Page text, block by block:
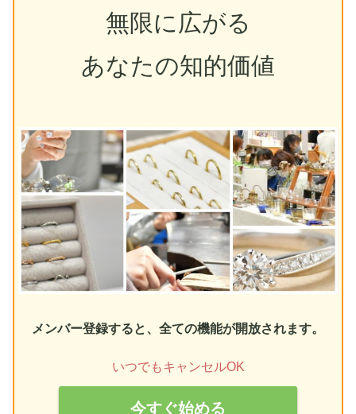
無限に広がる
あなたの知的価値
メンバー登録すると、全ての機能が開放されます。
いつでもキャンセルOK
今すぐ始める